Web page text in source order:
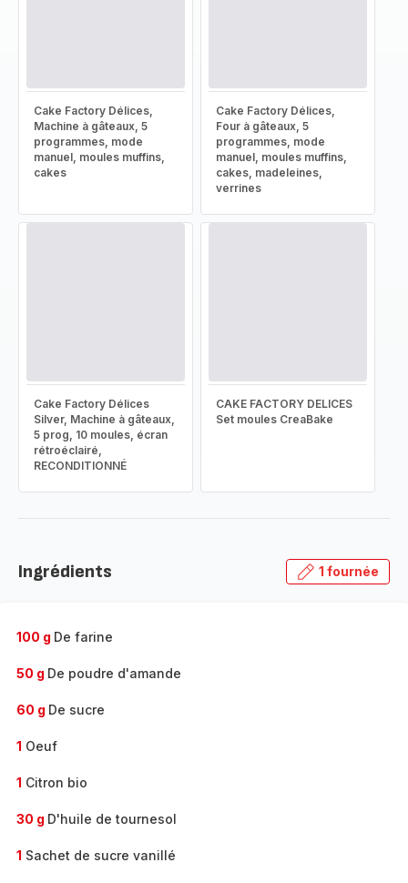
Cake Factory Délices,
Machine à gâteaux, 5
programmes, mode
manuel, moules muffins,
cakes
Cake Factory Délices,
Four à gâteaux, 5
programmes, mode
manuel, moules muffins,
cakes, madeleines,
verrines
Cake Factory Délices
Silver, Machine à gâteaux,
5 prog, 10 moules, écran
rétroéclairé,
RECONDITIONNÉ
CAKE FACTORY DELICES
Set moules CreaBake
Ingrédients 1 fournée
100 g De farine
50 g De poudre d'amande
60 g De sucre
1 Oeuf
1 Citron bio
30 g D'huile de tournesol
1 Sachet de sucre vanillé